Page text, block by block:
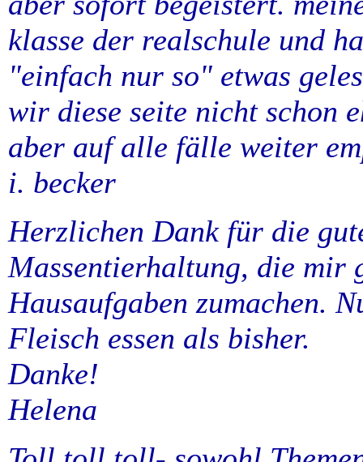
klasse der realschule und
"einfach nur so" etwas
wir diese seite nicht schon
aber auf alle fälle weiter
i. becker
Herzlichen Dank für die
Massentierhaltung, die mir
Hausaufgaben zumachen.
Fleisch essen als bisher.
Danke!
Helena